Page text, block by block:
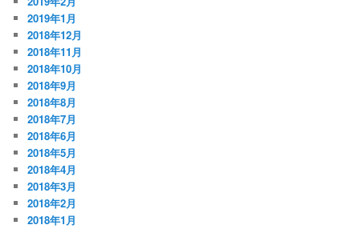
2019年1月
2018年12月
2018年11月
2018年10月
2018年9月
2018年8月
2018年7月
2018年6月
2018年5月
2018年4月
2018年3月
2018年2月
2018年1月